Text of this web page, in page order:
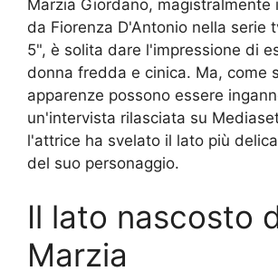
Marzia Giordano, magistralmente
da Fiorenza D'Antonio nella serie
5", è solita dare l'impressione di
donna fredda e cinica. Ma, come
apparenze possono essere
un'intervista rilasciata su
l'attrice ha svelato il lato più
del suo personaggio.
Il lato nascosto
Marzia